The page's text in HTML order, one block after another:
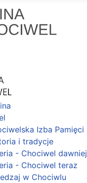
Izba Pamięci
i tradycje
- Chociwel dawniej
- Chociwel teraz
w Chociwlu